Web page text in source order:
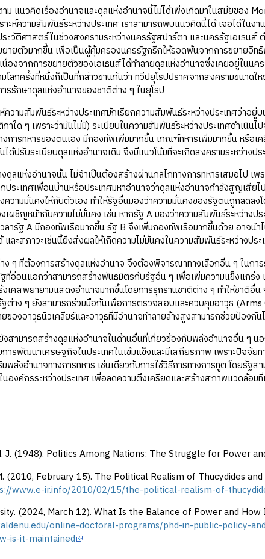
นวคิดเรื่องอำนาจและดุลแห่งอำนาจนี้ไม่ได้เพิ่งเกิดมาในสมัยของ
าะห์ความสัมพันธ์ระหว่างประเทศ เราสามารถพบแนวคิดนี้ได้ เจอได้ใน
ะวัติศาสตร์ในช่วงสงครามระหว่างนครรัฐสปาร์ตา และนครรัฐเอเธนส์
ยายตัวมากขึ้น เพื่อเป็นผู้คุ้มครองนครรัฐกรีกให้รอดพ้นจากการขยายอิ
นื่องจากการขยายตัวของเอเธนส์ได้ทำลายดุลแห่งอำนาจซึ่งเคยอยู่ในน
ลกครั้งที่หนึ่งก็เป็นที่กล่าวขานกันว่า ทวีปยุโรปปราศจากสงครามขนาดใ
รรักษาดุลแห่งอำนาจของชาติต่าง ๆ ในยุโรป
มสัมพันธ์ระหว่างประเทศมักเรียกความสัมพันธ์ระหว่างประเทศว่าอยู่
าใด ๆ เพราะว่ามันไม่มี) ระเบียบในความสัมพันธ์ระหว่างประเทศดำเนิ
การทหารของตนเอง มีกองทัพเพิ่มมากขึ้น เกณฑ์ทหารเพิ่มมากขึ้น หรือเ
ด้ปรับระเบียบดุลแห่งอำนาจเดิม จึงมีแนวโน้มที่จะเกิดสงครามระหว่างปร
ห่งอำนาจนั้น ไม่จำเป็นต้องสร้างผ่านกลไกทางการทหารเสมอไป เพร
ประเทศเพื่อนบ้านหรือประเทศมหาอำนาจว่าดุลแห่งอำนาจกำลังสูญเสี
วามมั่นคงให้กับตัวเอง ทำให้รัฐอื่นมองว่าความมั่นคงของรัฐตนถูกลดล
ผชิญหน้ากับความไม่มั่นคง เช่น หากรัฐ A มองว่าความสัมพันธ์ระหว่างป
ลารัฐ A มีกองทัพเรือมากขึ้น รัฐ B จึงเพิ่มกองทัพเรือมากขึ้นด้วย อาจ
และสภาวะเช่นนี้ยิ่งส่งผลให้เกิดความไม่มั่นคงในความสัมพันธ์ระหว่างประ
ต้องการสร้างดุลแห่งอำนาจ จึงต้องพิจารณาทางเลือกอื่น ๆ ในการ
ที่อ่อนแอกว่าสามารถสร้างพันธมิตรกับรัฐอื่น ๆ เพื่อเพิ่มความแข็งแกร่ง
งเศสพยายามแสดงอำนาจมากขึ้นโดยการรุกรานชาติต่าง ๆ ทำให้ชาติ
ต่าง ๆ ยังสามารถร่วมมือกันเพื่อการตรวจสอบและควบคุมอาวุธ
องอาวุธนิวเคลียร์และอาวุธที่มีอำนาจทำลายล้างสูงสามารถช่วยป้องกัน
ารถสร้างดุลแห่งอำนาจในด้านอื่นที่เกี่ยวข้องกับพลังอำนาจอื่น ๆ น
การพัฒนาเศรษฐกิจในประเทศในเข้มแข็งและมีเสถียรภาพ เพราะปัจจั
พลังอำนาจทางการทหาร เช่นเดียวกับการใช้วิธีการทางการทูต โดยรัฐส
นองค์กรระหว่างประเทศ เพื่อลดความตึงเครียดและสร้างสภาพแวดล้อม
J. (1948). Politics Among Nations: The Struggle for Power
(2010, February 15). The Political Realism of Thucydides
www.e-ir.info/2010/02/15/the-political-realism-of-
(2024, March 12). What Is the Balance of Power and
online-doctoral-programs/phd-in-public-policy-
is-it-maintained